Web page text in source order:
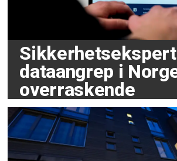
dataangrep i
overraskende